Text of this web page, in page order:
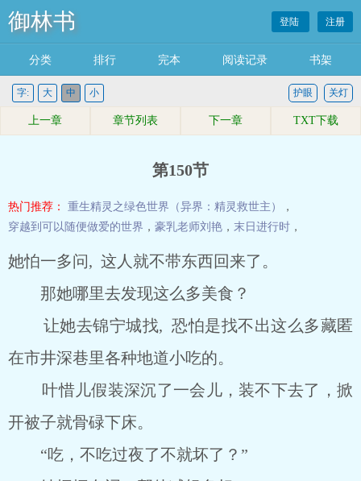
御林书 登陆 注册
分类 排行 完本 阅读记录 书架
字: 大 中 小 关灯
护眼
上一章 章节列表 下一章 TXT下载
第150节
热门推荐： 重生精灵之绿色世界（异界：精灵救世主）
，
穿越到可以随便做爱的世界 ， 豪乳老师刘艳 ， 末日进行时 ，
她怕一多问, 这人就不带东西回来了。
那她哪里去发现这么多美食？
让她去锦宁城找, 恐怕是找不出这么多藏匿
在市井深巷里各种地道小吃的。
叶惜儿假装深沉了一会儿，装不下去了，掀
开被子就骨碌下床。
“吃，不吃过夜了不就坏了？”